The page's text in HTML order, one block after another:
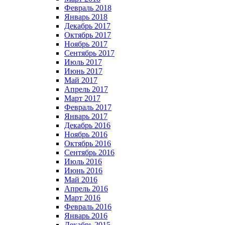
Февраль 2018
Январь 2018
Декабрь 2017
Октябрь 2017
Ноябрь 2017
Сентябрь 2017
Июль 2017
Июнь 2017
Май 2017
Апрель 2017
Март 2017
Февраль 2017
Январь 2017
Декабрь 2016
Ноябрь 2016
Октябрь 2016
Сентябрь 2016
Июль 2016
Июнь 2016
Май 2016
Апрель 2016
Март 2016
Февраль 2016
Январь 2016